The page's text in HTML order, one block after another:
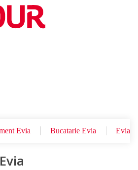
OFERTE DE NERATAT
Evia Bucatarie Evia Evia